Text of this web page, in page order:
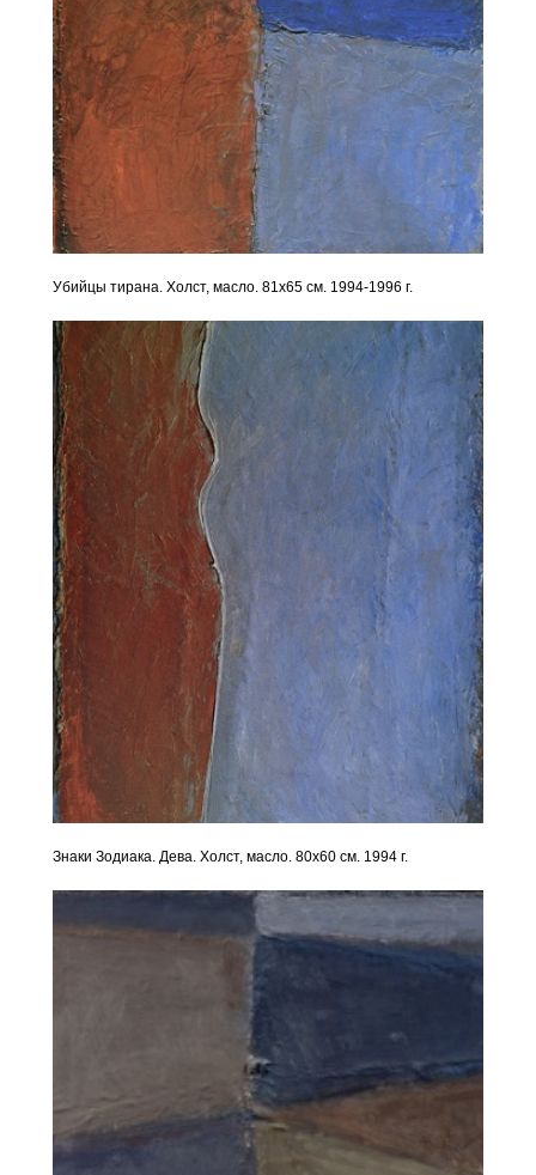
Убийцы тирана. Холст, масло. 81х65 см. 1994-1996 г.
Знаки Зодиака. Дева. Холст, масло. 80х60 см. 1994 г.